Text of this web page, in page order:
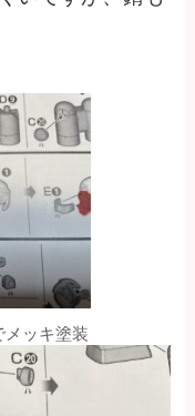
メッキ塗装